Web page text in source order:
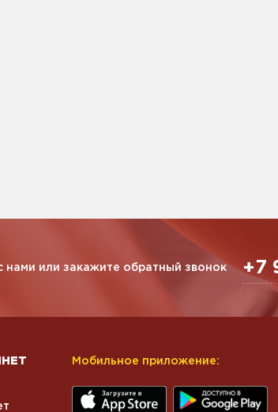
нами или закажите обратный звонок +7
Мобильное приложение: